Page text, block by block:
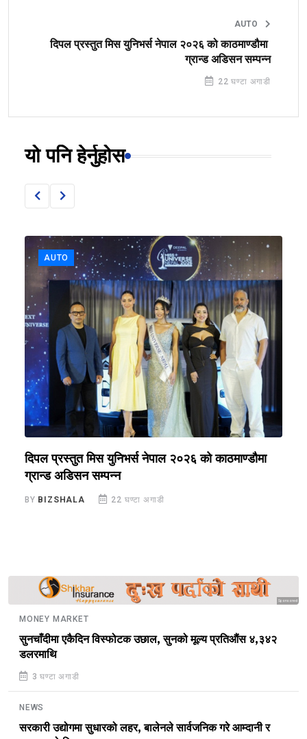
AUTO
दिपल प्रस्तुत मिस युनिभर्स नेपाल २०२६ को काठमाण्डौमा
ग्रान्ड अडिसन सम्पन्न
22 घण्टा अगाडी
यो पनि हेर्नुहोस
AUTO
दिपल प्रस्तुत मिस युनिभर्स नेपाल २०२६ को काठमाण्डौमा
ग्रान्ड अडिसन सम्पन्न
BY BIZSHALA 22 घण्टा अगाडी
Sponsored
MONEY MARKET
सुनचाँदीमा एकैदिन विस्फोटक उछाल, सुनको मूल्य प्रतिऔंस ४,३४२
डलरमाथि
3 घण्टा अगाडी
NEWS
सरकारी उद्योगमा सुधारको लहर, बालेनले सार्वजनिक गरे आम्दानी र